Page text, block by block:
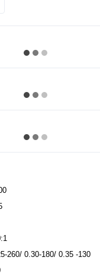
260/ 0.30-180/ 0.35 -130